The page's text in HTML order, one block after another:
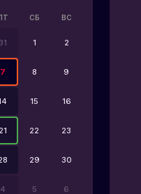
СБ ВС
31 1 2
7 8 9
15 16
21 22 23
29 30
4 5 6